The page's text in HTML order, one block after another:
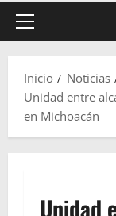
Menú
Inicio
Noticias
Unidad entre
en Michoacán
Unidad